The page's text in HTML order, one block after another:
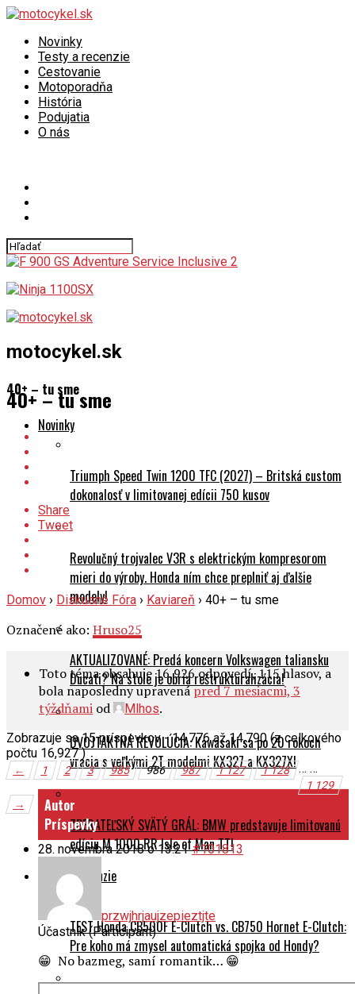
Novinky
Testy a recenzie
Cestovanie
Motoporadňa
História
Podujatia
O nás
motocykel.sk
40+ – tu sme
Novinky
Triumph Speed Twin 1200 TFC (2027) – Britská custom
dokonalosť v limitovanej edícii 750 kusov
Revolučný trojvalec V3R s elektrickým kompresorom
mieri do výroby. Honda ním chce preplniť aj ďalšie
modely!
AKTUALIZOVANÉ: Predá koncern Volkswagen taliansku
Ducati? Na stole je obria reštrukturalizácia!
DVOJTAKTNÁ REVOLÚCIA: Kawasaki sa po 20 rokoch
vracia s veľkými 2T modelmi KX327 a KX327X!
ZBERATEĽSKÝ SVÄTÝ GRÁL: BMW predstavuje limitovanú
edíciu M 1000 RR Isle of Man TT!
Testy a recenzie
TEST Honda CB500F E-Clutch vs. CB750 Hornet E-Clutch:
Pre koho má zmysel automatická spojka od Hondy?
40+ – tu sme
Share
Tweet
Domov › Diskusné Fóra › Kaviareň › 40+ – tu sme
Označené ako: Hruso25
Toto téma obsahuje 16,926 odpovedí, 115 hlasov, a
bola naposledny upravenápred 7 mesiacmi, 3
týždňami od Mlhos.
Zobrazuje sa 15 príspevkov - 14,776 až 14,790 (z celkového
počtu 16,927 )
← 1 2 3 …
985 986 987 …
1 127
1 128
1 129
→
Autor
Príspevky
28. novembra 2018 o 13:21 #101813
przwjhrjaujzepieztjte
Účastník (Participant)
😁 No bazmeg, samí romantik… 😁